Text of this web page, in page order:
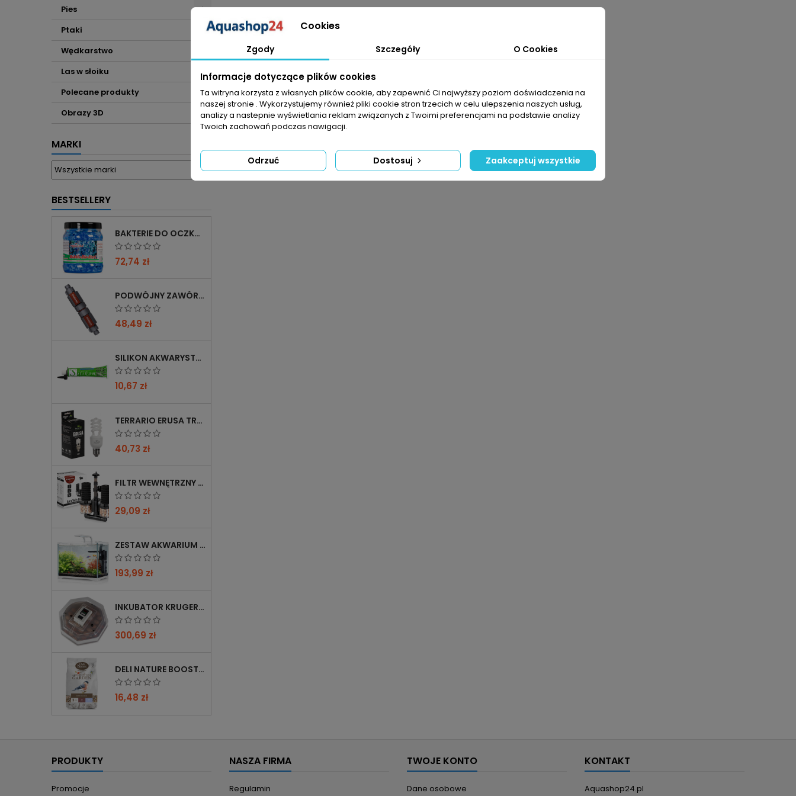
Pies
Ptaki
Wędkarstwo
Las w słoiku
Polecane produkty
Obrazy 3D
MARKI
BESTSELLERY
BAKTERIE DO OCZKA WODNEGO FEMANGA BUBBLE BIO START 1000 ML
72,74 zł
PODWÓJNY ZAWÓR CHIHIROS DOUBLE TAP 12/16→16/22 Z REDUKCJĄ 12→16 MM
48,49 zł
SILIKON AKWARYSTYCZNY 60 ML CZARNY
10,67 zł
TERRARIO ERUSA TROPICAL UVB 5.0 ŻARÓWKA SPIRALNA 13W - IDEALNA DO TROPIKALNYCH TERRARIÓW
40,73 zł
FILTR WEWNĘTRZNY GĄBKOWY KRUGER MEIER AEROTWIN BIO S Z BIOFILTRACJĄ
29,09 zł
ZESTAW AKWARIUM KRUGER MEIER SHRIMP!ONE PRO 50 25 L DLA KREWETEK
193,99 zł
INKUBATOR KRUGER MEIER PROLEXOR 60 NA 60 JAJ Z TERMOSTATEM
300,69 zł
DELI NATURE BOOSTER MIX 850G - PRZYCIĄGA PTAKI ZIMĄ, BOGATY W WITAMINY
16,48 zł
PRODUKTY
Promocje
NASZA FIRMA
Regulamin
TWOJE KONTO
Dane osobowe
KONTAKT
Aquashop24.pl
Cookies
Zgody Szczegóły O Cookies
Informacje dotyczące plików cookies
Ta witryna korzysta z własnych plików cookie, aby zapewnić Ci najwyższy poziom doświadczenia na
naszej stronie . Wykorzystujemy również pliki cookie stron trzecich w celu ulepszenia naszych usług,
analizy a nastepnie wyświetlania reklam związanych z Twoimi preferencjami na podstawie analizy
Twoich zachowań podczas nawigacji.
Odrzuć Dostosuj Zaakceptuj wszystkie